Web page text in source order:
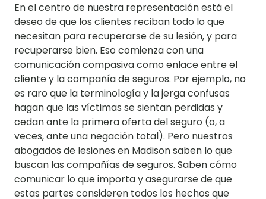
En el centro de nuestra representación está el
deseo de que los clientes reciban todo lo que
necesitan para recuperarse de su lesión, y para
recuperarse bien. Eso comienza con una
comunicación compasiva como enlace entre el
cliente y la compañía de seguros. Por ejemplo, no
es raro que la terminología y la jerga confusas
hagan que las víctimas se sientan perdidas y
cedan ante la primera oferta del seguro (o, a
veces, ante una negación total). Pero nuestros
abogados de lesiones en Madison saben lo que
buscan las compañías de seguros. Saben cómo
comunicar lo que importa y asegurarse de que
estas partes consideren todos los hechos que